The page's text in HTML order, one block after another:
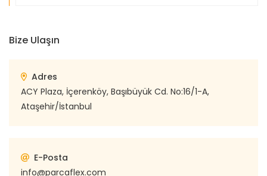
Bize Ulaşın
Adres
ACY Plaza, İçerenköy, Başıbüyük Cd. No:16/1-A,
Ataşehir/İstanbul
E-Posta
info@parcaflex.com